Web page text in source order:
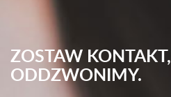
ZOSTAW KONTAKT,
ODDZWONIMY.